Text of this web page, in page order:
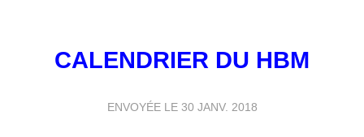
CALENDRIER DU HBM
ENVOYÉE LE 30 JANV. 2018